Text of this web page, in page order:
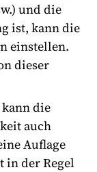
und die
ist, kann die
einstellen.
dieser
kann die
auch
Auflage
in der Regel